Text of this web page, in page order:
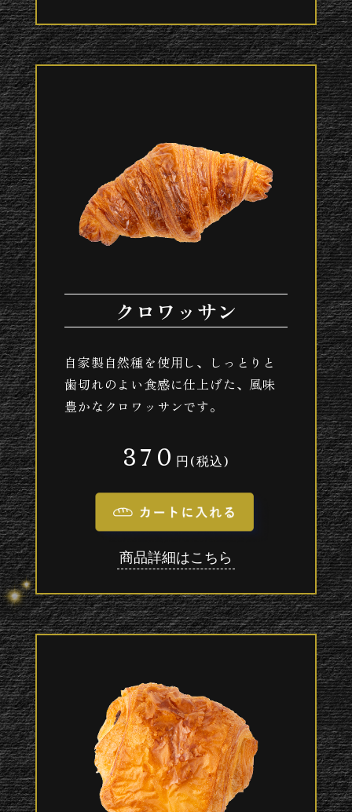
クロワッサン
自家製自然種を使用し、しっとりと
歯切れのよい食感に仕上げた、風味
豊かなクロワッサンです。
370 円(税込)
商品詳細はこちら